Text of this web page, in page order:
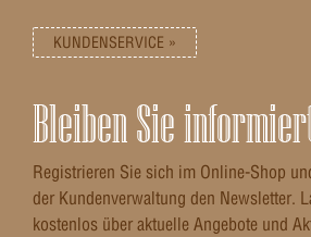
KUNDENSERVICE »
Bleiben Sie
Registrieren Sie sich im Online-Shop
der Kundenverwaltung den Newsletter.
kostenlos über aktuelle Angebote und